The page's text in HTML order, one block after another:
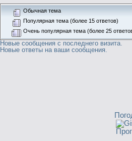
Обычная тема
Популярная тема (более 15 ответов)
Очень популярная тема (более 25
Новые сообщения с последнего визита.
Новые ответы на ваши сообщения.